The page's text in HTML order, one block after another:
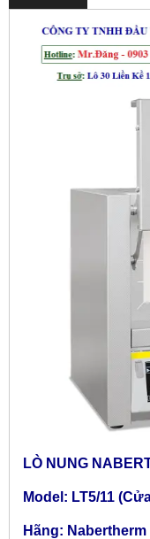
LÒ NUNG
Model: LT5/11
Hãng: